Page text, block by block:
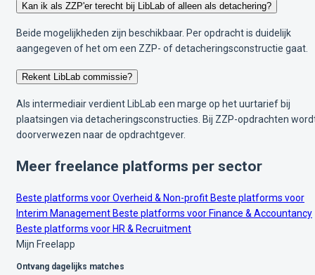
Kan ik als ZZP'er terecht bij LibLab of alleen als detachering?
Beide mogelijkheden zijn beschikbaar. Per opdracht is duidelijk
aangegeven of het om een ZZP- of detacheringsconstructie gaat.
Rekent LibLab commissie?
Als intermediair verdient LibLab een marge op het uurtarief bij
plaatsingen via detacheringsconstructies. Bij ZZP-opdrachten
doorverwezen naar de opdrachtgever.
Meer freelance platforms per sector
Beste platforms voor Overheid & Non-profit Beste platforms voor
Interim Management Beste platforms voor Finance & Accountancy
Beste platforms voor HR & Recruitment
Mijn Freelapp
Ontvang dagelijks matches